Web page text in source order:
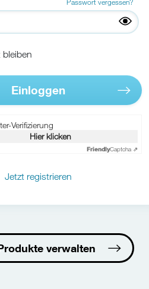
bleiben
Einloggen
Verifizierung
Hier klicken
FriendlyCaptcha ⇗
Jetzt registrieren
verwalten